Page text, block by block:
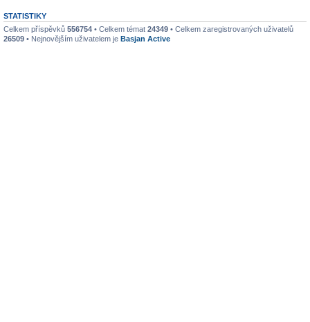
STATISTIKY
Celkem příspěvků 556754 • Celkem témat 24349 • Celkem zaregistrovaných uživatelů
26509 • Nejnovějším uživatelem je Basjan Active